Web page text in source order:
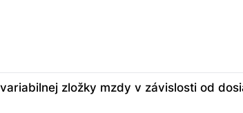
zložky mzdy v závislosti od